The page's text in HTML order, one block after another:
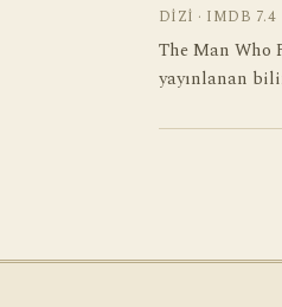
DIZI · IMDB 7.4
The Man Who
yayınlanan